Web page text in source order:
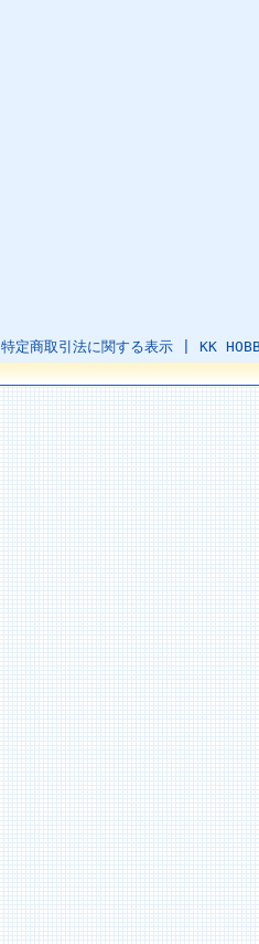
特定商取引法に関する表示 KK